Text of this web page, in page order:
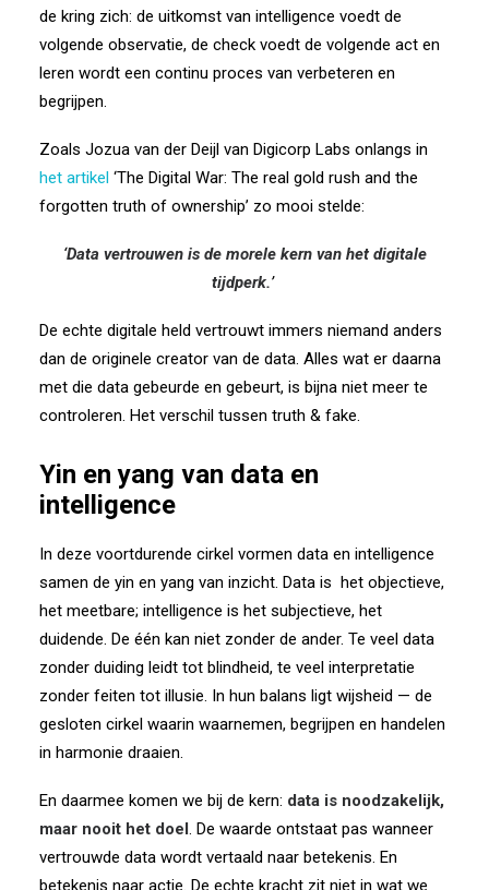
de kring zich: de uitkomst van intelligence voedt de
volgende observatie, de check voedt de volgende act en
leren wordt een continu proces van verbeteren en
begrijpen.
Zoals Jozua van der Deijl van Digicorp Labs onlangs in
het artikel ‘The Digital War: The real gold rush and the
forgotten truth of ownership’ zo mooi stelde:
‘Data vertrouwen is de morele kern van het digitale
tijdperk.’
De echte digitale held vertrouwt immers niemand anders
dan de originele creator van de data. Alles wat er daarna
met die data gebeurde en gebeurt, is bijna niet meer te
controleren. Het verschil tussen truth & fake.
Yin en yang van data en
intelligence
In deze voortdurende cirkel vormen data en intelligence
samen de yin en yang van inzicht. Data is het objectieve,
het meetbare; intelligence is het subjectieve, het
duidende. De één kan niet zonder de ander. Te veel data
zonder duiding leidt tot blindheid, te veel interpretatie
zonder feiten tot illusie. In hun balans ligt wijsheid — de
gesloten cirkel waarin waarnemen, begrijpen en handelen
in harmonie draaien.
En daarmee komen we bij de kern: data is noodzakelijk,
maar nooit het doel. De waarde ontstaat pas wanneer
vertrouwde data wordt vertaald naar betekenis. En
betekenis naar actie. De echte kracht zit niet in wat we